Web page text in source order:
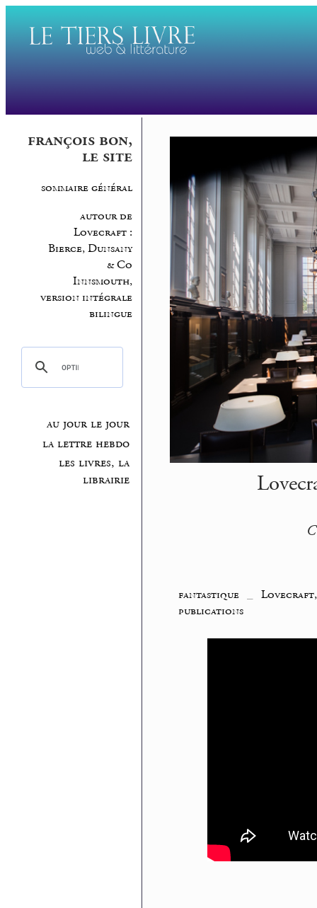
françois bon,
le site
sommaire général
autour de
Lovecraft :
Bierce, Dunsany
& Co
Innsmouth,
version intégrale
bilingue
au jour le jour
la lettre hebdo
les livres, la
librairie
fantastique_
publications